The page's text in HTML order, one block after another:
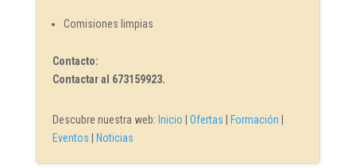
Comisiones limpias
Contacto:
Contactar al 673159923.
Descubre nuestra web: Inicio Ofertas Formación
Eventos
Noticias